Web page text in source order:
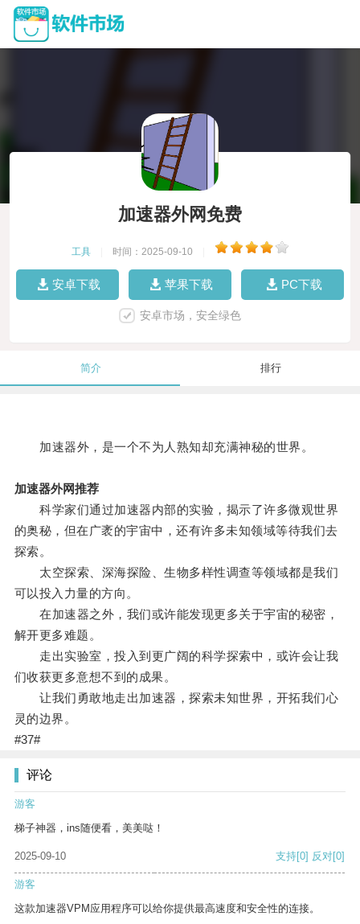
加速器外网免费
工具 时间：2025-09-10
安卓下载 苹果下载 PC下载
安卓市场，安全绿色
简介 排行
加速器外，是一个不为人熟知却充满神秘的世界。
加速器外网推荐
科学家们通过加速器内部的实验，揭示了许多微观世界
的奥秘，但在广袤的宇宙中，还有许多未知领域等待我们去
探索。
太空探索、深海探险、生物多样性调查等领域都是我们
可以投入力量的方向。
在加速器之外，我们或许能发现更多关于宇宙的秘密，
解开更多难题。
走出实验室，投入到更广阔的科学探索中，或许会让我
们收获更多意想不到的成果。
让我们勇敢地走出加速器，探索未知世界，开拓我们心
灵的边界。
#37#
评论
游客
梯子神器，ins随便看，美美哒！
2025-09-10 支持[0] 反对[0]
游客
这款加速器VPM应用程序可以给你提供最高速度和安全性的连接。